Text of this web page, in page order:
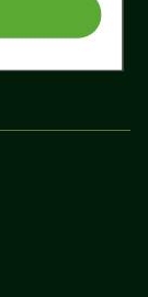
um das
gestalten,
des
es uns
Inhalte